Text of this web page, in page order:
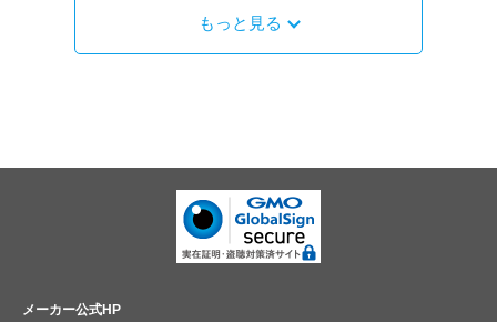
もっと見る
メーカー公式HP